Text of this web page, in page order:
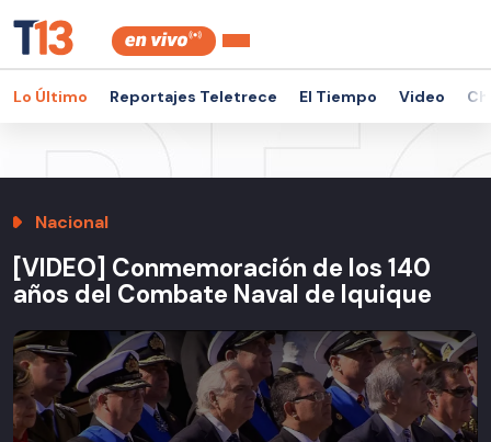
Lo Último Reportajes Teletrece El Tiempo Video
Nacional
[VIDEO] Conmemoración de los 140
años del Combate Naval de Iquique